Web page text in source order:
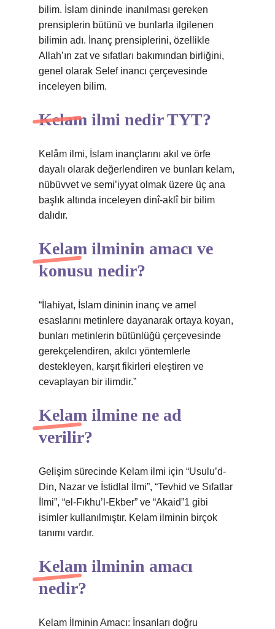
bilim. İslam dininde inanılması gereken
prensiplerin bütünü ve bunlarla ilgilenen
bilimin adı. İnanç prensiplerini, özellikle
Allah’ın zat ve sıfatları bakımından birliğini,
genel olarak Selef inancı çerçevesinde
inceleyen bilim.
Kelam ilmi nedir TYT?
Kelâm ilmi, İslam inançlarını akıl ve örfe
dayalı olarak değerlendiren ve bunları kelam,
nübüvvet ve semi’iyyat olmak üzere üç ana
başlık altında inceleyen dinî-aklî bir bilim
dalıdır.
Kelam ilminin amacı ve
konusu nedir?
“İlahiyat, İslam dininin inanç ve amel
esaslarını metinlere dayanarak ortaya koyan,
bunları metinlerin bütünlüğü çerçevesinde
gerekçelendiren, akılcı yöntemlerle
destekleyen, karşıt fikirleri eleştiren ve
cevaplayan bir ilimdir.”
Kelam ilmine ne ad
verilir?
Gelişim sürecinde Kelam ilmi için “Usulu’d-
Din, Nazar ve İstidlal İlmi”, “Tevhid ve Sıfatlar
İlmi”, “el-Fıkhu’l-Ekber” ve “Akaid”1 gibi
isimler kullanılmıştır. Kelam ilminin birçok
tanımı vardır.
Kelam ilminin amacı
nedir?
Kelam İlminin Amacı: İnsanları doğru